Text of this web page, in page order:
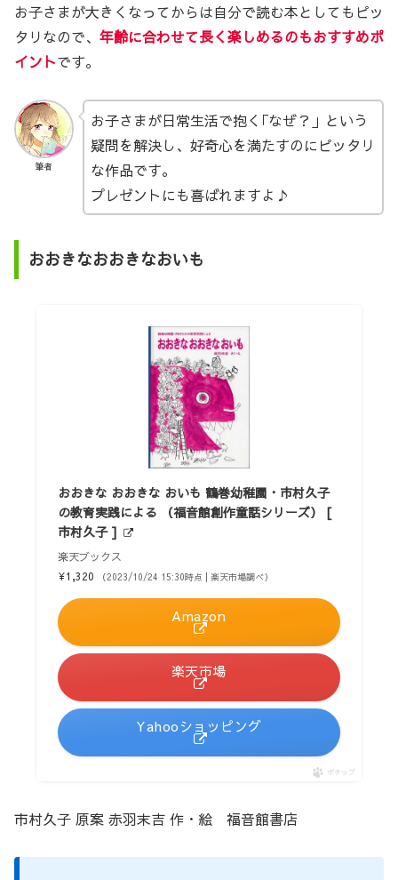
お子さまが大きくなってからは自分で読む本としてもピッ
タリなので、 年齢に合わせて長く楽しめるのもおすすめポ
イントです。
筆者
お子さまが日常生活で抱く｢なぜ？」という
疑問を解決し、好奇心を満たすのにピッタリ
な作品です。
プレゼントにも喜ばれますよ♪
おおきなおおきなおいも
おおきな おおきな おいも 鶴巻幼稚園・市村久子
の教育実践による （福音館創作童話シリーズ） [
市村久子 ]
楽天ブックス
¥1,320
（2023/10/24 15:30時点 | 楽天市場調べ）
Amazon
楽天市場
Yahooショッピング
ポチップ
市村久子 原案 赤羽末吉 作・絵 福音館書店